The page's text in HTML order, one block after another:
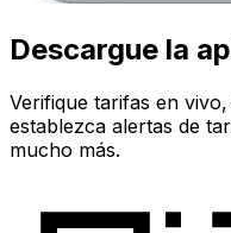
Descargue la
Verifique tarifas en
establezca alertas de
mucho más.